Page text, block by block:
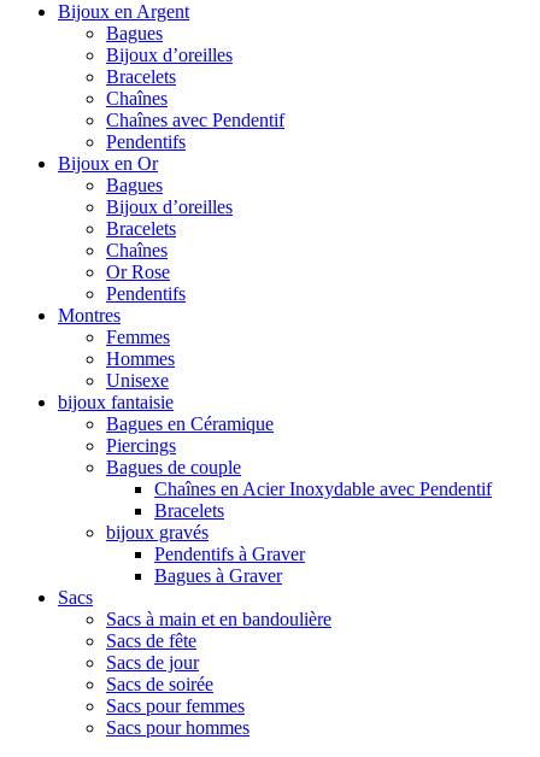
Bijoux en Argent
Bagues
Bijoux d’oreilles
Bracelets
Chaînes
Chaînes avec Pendentif
Pendentifs
Bijoux en Or
Bagues
Bijoux d’oreilles
Bracelets
Chaînes
Or Rose
Pendentifs
Montres
Femmes
Hommes
Unisexe
bijoux fantaisie
Bagues en Céramique
Piercings
Bagues de couple
Chaînes en Acier Inoxydable avec Pendentif
Bracelets
bijoux gravés
Pendentifs à Graver
Bagues à Graver
Sacs
Sacs à main et en bandoulière
Sacs de fête
Sacs de jour
Sacs de soirée
Sacs pour femmes
Sacs pour hommes